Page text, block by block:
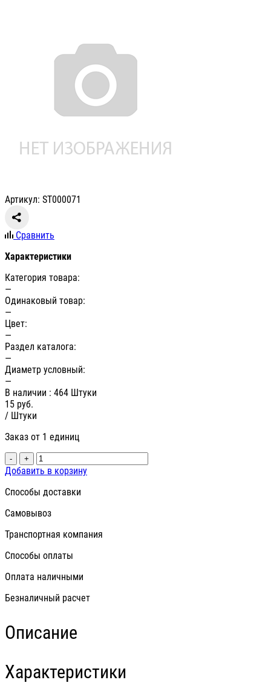
Артикул: ST000071
Сравнить
Характеристики
Категория товара:
—
Одинаковый товар:
—
Цвет:
—
Раздел каталога:
—
Диаметр условный:
—
В наличии : 464 Штуки
15 руб.
/ Штуки
Заказ от 1 единиц
- +
Добавить в корзину
Способы доставки
Самовывоз
Транспортная компания
Способы оплаты
Оплата наличными
Безналичный расчет
Описание
Характеристики